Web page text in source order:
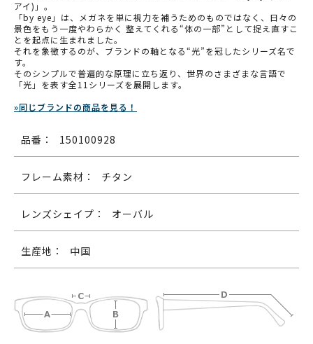
アイ)」。
「by eye」は、メガネを単に視力を補うためのものではなく、日々の
景色をもう一度やわらかく 整えてくれる“体の一部”として捉え直すこ
とを起点に生まれました。
それを象徴するのが、ブランドの軸となる“光”を冠したシリーズ名で
す。
そのシンプルで普遍的な原理に立ち返り、世界のさまざまな言語で
「光」を表す全11シリーズを展開します。
»同じブランドの商品を見る！
品番： 150100928
フレーム素材： チタン
レンズシェイプ： オーバル
生産地： 中国